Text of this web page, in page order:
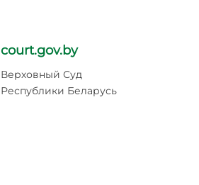
court.gov.by
Верховный Суд
Республики Беларусь